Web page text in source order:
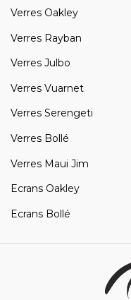
Verres Oakley
Verres Rayban
Verres Julbo
Verres Vuarnet
Verres Serengeti
Verres Bollé
Verres Maui Jim
Ecrans Oakley
Ecrans Bollé